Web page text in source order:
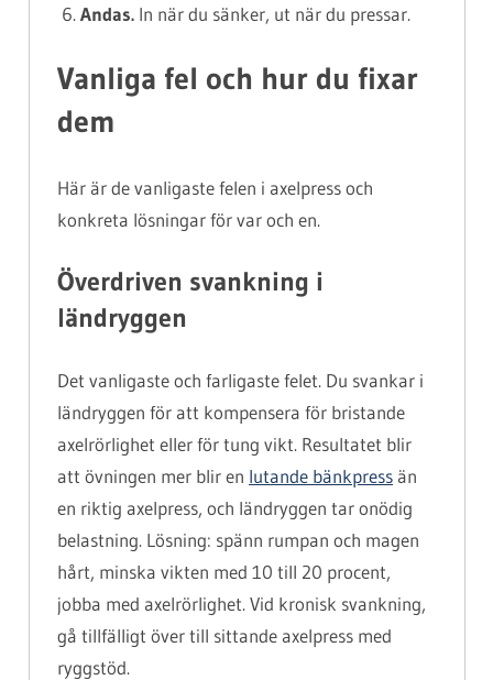
Andas. In när du sänker, ut när du pressar.
Vanliga fel och hur du fixar
dem
Här är de vanligaste felen i axelpress och
konkreta lösningar för var och en.
Överdriven svankning i
ländryggen
Det vanligaste och farligaste felet. Du svankar i
ländryggen för att kompensera för bristande
axelrörlighet eller för tung vikt. Resultatet blir
att övningen mer blir en lutande bänkpressän
en riktig axelpress, och ländryggen tar onödig
belastning. Lösning: spänn rumpan och magen
hårt, minska vikten med 10 till 20 procent,
jobba med axelrörlighet. Vid kronisk svankning,
gå tillfälligt över till sittande axelpress med
ryggstöd.